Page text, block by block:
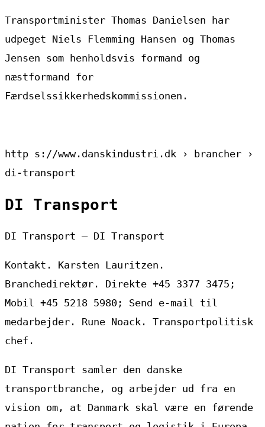
Transportminister Thomas Danielsen har
udpeget Niels Flemming Hansen og Thomas
Jensen som henholdsvis formand og
næstformand for
Færdselssikkerhedskommissionen.
http s://www.danskindustri.dk › brancher ›
di-transport
DI Transport
DI Transport – DI Transport
Kontakt. Karsten Lauritzen.
Branchedirektør. Direkte +45 3377 3475;
Mobil +45 5218 5980; Send e-mail til
medarbejder. Rune Noack. Transportpolitisk
chef.
DI Transport samler den danske
transportbranche, og arbejder ud fra en
vision om, at Danmark skal være en førende